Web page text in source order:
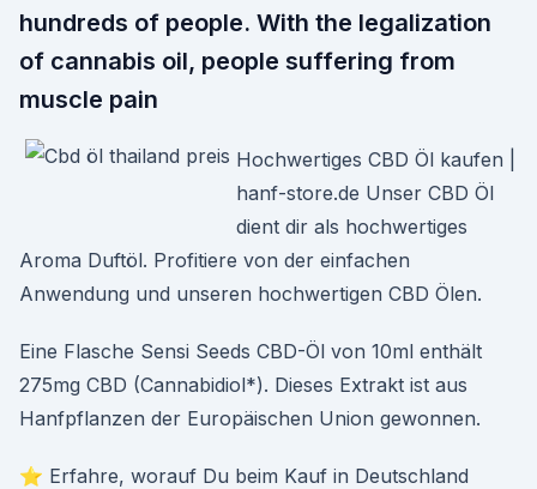
hundreds of people. With the legalization
of cannabis oil, people suffering from
muscle pain
Hochwertiges CBD Öl kaufen |
hanf-store.de Unser CBD Öl
dient dir als hochwertiges
Aroma Duftöl. Profitiere von der einfachen
Anwendung und unseren hochwertigen CBD Ölen.
Eine Flasche Sensi Seeds CBD-Öl von 10ml enthält
275mg CBD (Cannabidiol*). Dieses Extrakt ist aus
Hanfpflanzen der Europäischen Union gewonnen.
⭐ Erfahre, worauf Du beim Kauf in Deutschland